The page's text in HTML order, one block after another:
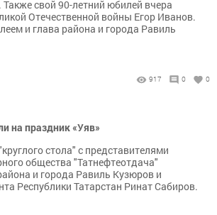
Также свой 90-летний юбилей вчера
Отечественной войны Егор Иванов.
и глава района и города Равиль
917 0 0
на праздник «Уяв»
стола" с представителями
общества "Татнефтеотдача"
и города Равиль Кузюров и
Республики Татарстан Ринат Сабиров.